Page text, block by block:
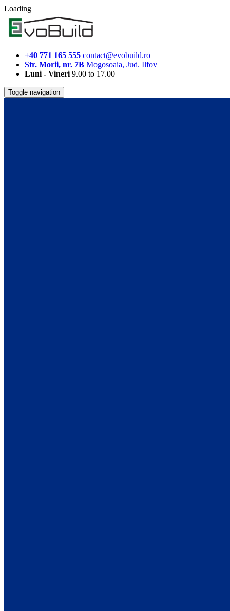
Loading
+40 771 165 555 contact@evobuild.ro
Str. Morii, nr. 7B Mogosoaia, Jud. Ilfov
Luni - Vineri 9.00 to 17.00
Toggle navigation